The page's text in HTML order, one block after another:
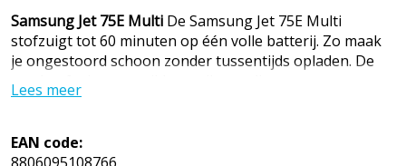
Samsung Jet 75E Multi De Samsung Jet 75E Multi
stofzuigt tot 60 minuten op één volle batterij. Zo maak
je ongestoord schoon zonder tussentijds opladen. De
steelstofzuiger verwijdert vuil grondig met een
zuigkracht van 200 watt. Op het ingebouwde digitale
en wanneer je het filter vervangt. De vloerborstel draait
rond en tilt vuil en haar beter van de vloer, zodat je geen
Lees meer
EAN code: